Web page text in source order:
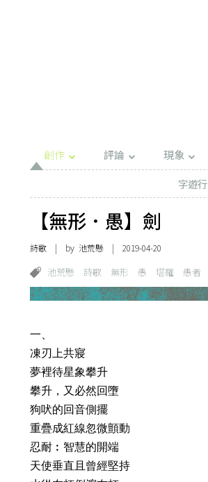
創作 評論 現象
字遊行
【無形．愚】劍
詩歌 | by 池荒懸 | 2019-04-20
池荒懸 詩歌 無形 愚 塔羅 愚者
一、
凍刃上共寢
夢裡待星象攀升
攀升，又必然回墮
狗吠的回音側擺
重疊成紅線忽微顫動
忍耐︰智慧的開端
天使垂直且曾經堅持